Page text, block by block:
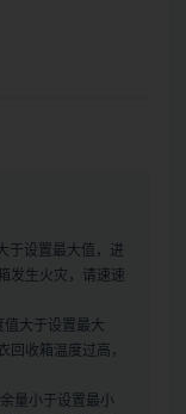
于设置最大值，进
发生火灾，请速速
大于设置最大
回收箱温度过高，
量小于设置最小